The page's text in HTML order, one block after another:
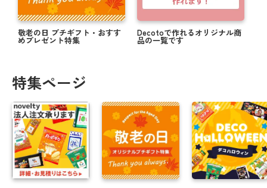
敬老の日 プチギフト・おすす
めプレゼント特集
Decotoで作れるオリジナル商
品の一覧です
特集ページ